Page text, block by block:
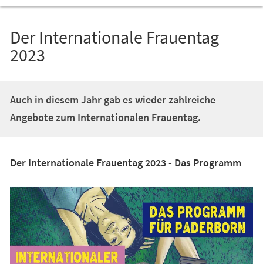
Der Internationale Frauentag
2023
Auch in diesem Jahr gab es wieder zahlreiche
Angebote zum Internationalen Frauentag.
Der Internationale Frauentag 2023 - Das Programm